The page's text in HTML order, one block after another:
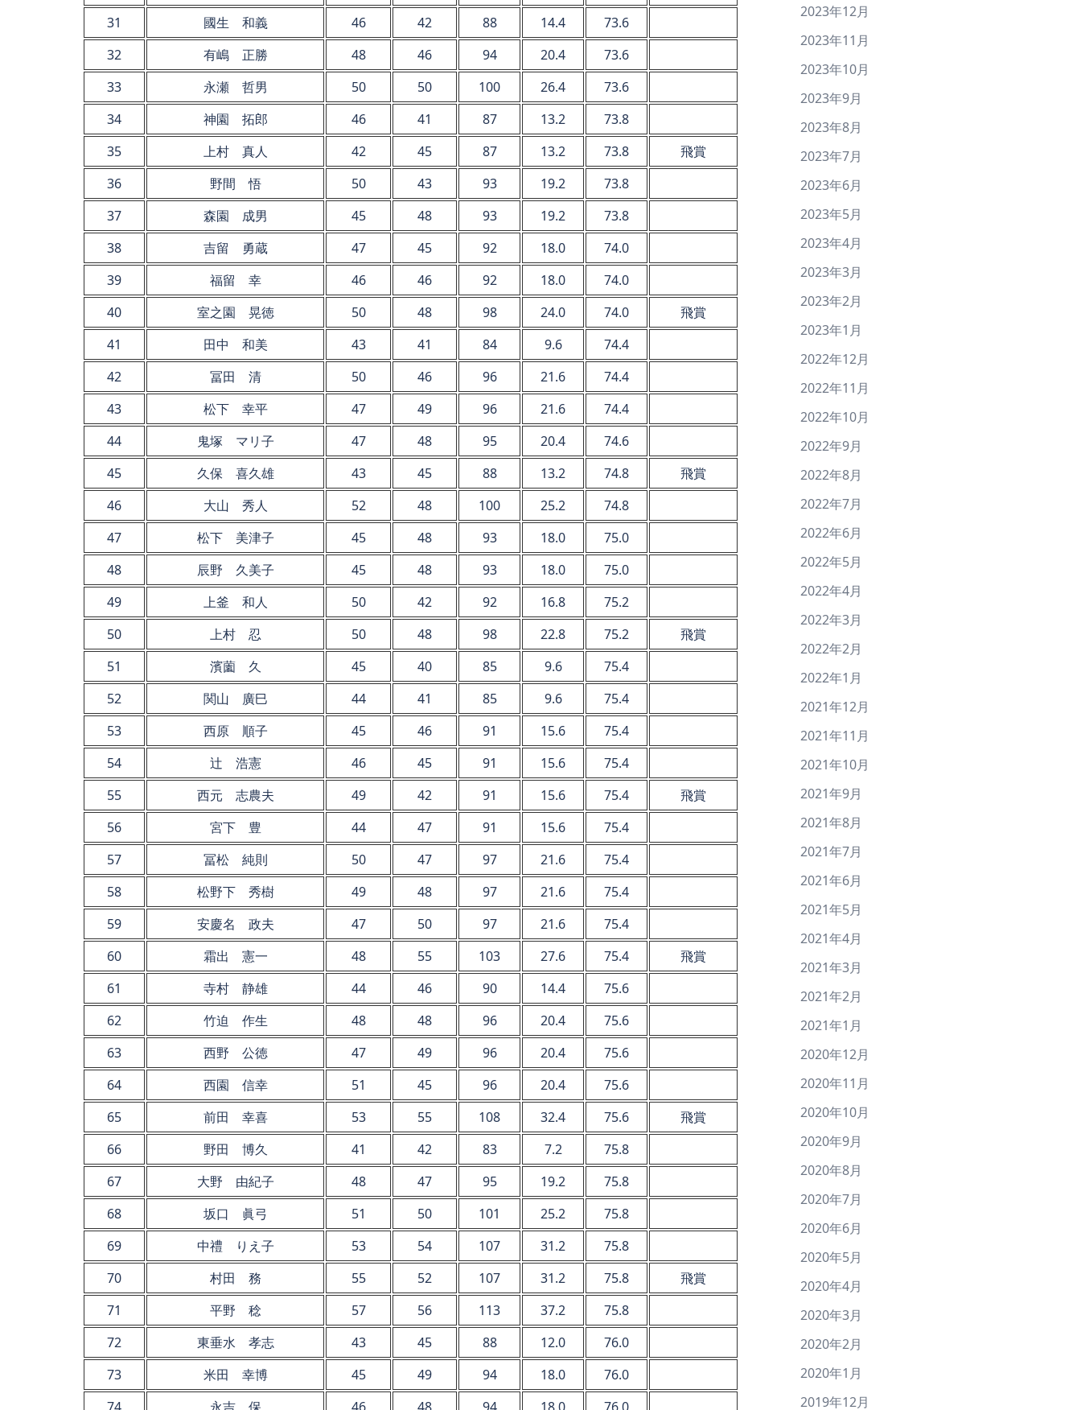
31
國生 和義 46 42 88 14.4
73.6
32
有嶋 正勝 48 46 94 20.4
73.6
33
永瀬 哲男 50 50 100 26.4
73.6
34
神園 拓郎 46 41 87 13.2
73.8
35
上村 真人 42 45 87 13.2 73.8
飛賞
36
野間 悟 50 43 93 19.2
73.8
37
森園 成男 45 48 93 19.2
73.8
38
吉留 勇蔵 47 45 92 18.0
74.0
39
福留 幸 46 46 92 18.0
74.0
40
室之園 晃徳 50 48 98 24.0 74.0
飛賞
41
田中 和美 43 41 84 9.6
74.4
42
冨田 清 50 46 96 21.6
74.4
43
松下 幸平 47 49 96 21.6
74.4
44
鬼塚 マリ子 47 48 95 20.4
74.6
45
久保 喜久雄 43 45 88 13.2 74.8
飛賞
46
大山 秀人 52 48 100 25.2
74.8
47
松下 美津子 45 48 93 18.0
75.0
48
辰野 久美子 45 48 93 18.0
75.0
49
上釜 和人 50 42 92 16.8
75.2
50
上村 忍 50 48 98 22.8 75.2
飛賞
51
濱薗 久 45 40 85 9.6
75.4
52
関山 廣巳 44 41 85 9.6
75.4
53
西原 順子 45 46 91 15.6
75.4
54
辻 浩憲 46 45 91 15.6
75.4
55
西元 志農夫 49 42 91 15.6 75.4
飛賞
56
宮下 豊 44 47 91 15.6
75.4
57
冨松 純則 50 47 97 21.6
75.4
58
松野下 秀樹 49 48 97 21.6
75.4
59
安慶名 政夫 47 50 97 21.6
75.4
60
霜出 憲一 48 55 103 27.6 75.4
飛賞
61
寺村 静雄 44 46 90 14.4
75.6
62
竹迫 作生 48 48 96 20.4
75.6
63
西野 公徳 47 49 96 20.4
75.6
64
西園 信幸 51 45 96 20.4
75.6
65
前田 幸喜 53 55 108 32.4 75.6
飛賞
66
野田 博久 41 42 83 7.2
75.8
67
大野 由紀子 48 47 95 19.2
75.8
68
坂口 眞弓 51 50 101 25.2
75.8
69
中禮 りえ子 53 54 107 31.2
75.8
70
村田 務 55 52 107 31.2 75.8
飛賞
71
平野 稔 57 56 113 37.2
75.8
72
東垂水 孝志 43 45 88 12.0
76.0
73
米田 幸博 45 49 94 18.0
76.0
2023年12月
2023年11月
2023年10月
2023年9月
2023年8月
2023年7月
2023年6月
2023年5月
2023年4月
2023年3月
2023年2月
2023年1月
2022年12月
2022年11月
2022年10月
2022年9月
2022年8月
2022年7月
2022年6月
2022年5月
2022年4月
2022年3月
2022年2月
2022年1月
2021年12月
2021年11月
2021年10月
2021年9月
2021年8月
2021年7月
2021年6月
2021年5月
2021年4月
2021年3月
2021年2月
2021年1月
2020年12月
2020年11月
2020年10月
2020年9月
2020年8月
2020年7月
2020年6月
2020年5月
2020年4月
2020年3月
2020年2月
2020年1月
2019年12月